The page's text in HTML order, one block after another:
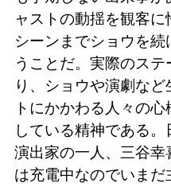
ャストの動揺を観客
シーンまでショウを
うことだ。実際のス
り、ショウや演劇な
トにかかわる人々の
している精神である。
演出家の一人、三谷幸
は充電中なのでいま